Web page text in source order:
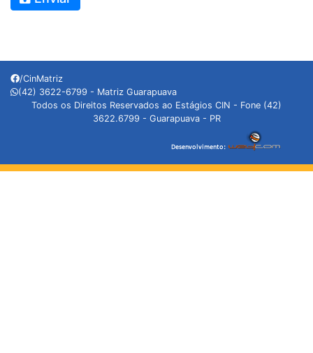
/CinMatriz
(42) 3622-6799 - Matriz Guarapuava
Todos os Direitos Reservados ao Estágios CIN - Fone (42)
3622.6799 - Guarapuava - PR